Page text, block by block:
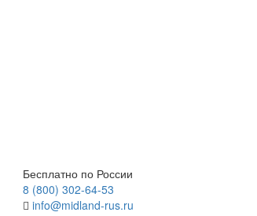
Бесплатно по России
8 (800) 302-64-53
info@midland-rus.ru